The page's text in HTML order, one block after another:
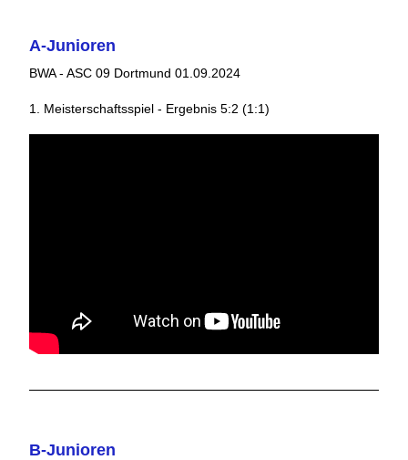
A-Junioren
BWA - ASC 09 Dortmund 01.09.2024
1. Meisterschaftsspiel - Ergebnis 5:2 (1:1)
B-Junioren